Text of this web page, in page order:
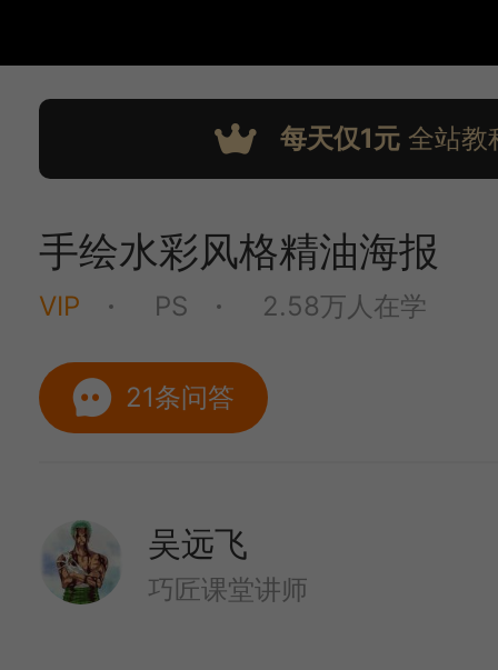
每天仅1元全站教
手绘水彩风格精油海报
VIP PS 2.58万人在学
21条问答
吴远飞
巧匠课堂讲师